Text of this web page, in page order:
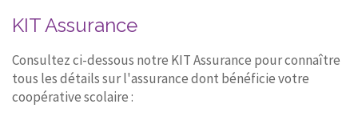
KIT Assurance
Consultez ci-dessous notre KIT Assurance pour connaître
tous les détails sur l'assurance dont bénéficie votre
coopérative scolaire :